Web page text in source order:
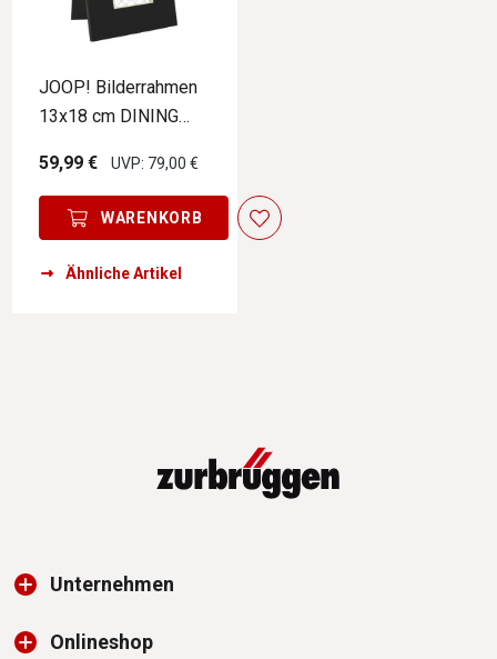
JOOP! Bilderrahmen
13x18 cm DINING
59,99 €
UVP: 79,00 €
WARENKORB
Ähnliche Artikel
Unternehmen
Onlineshop